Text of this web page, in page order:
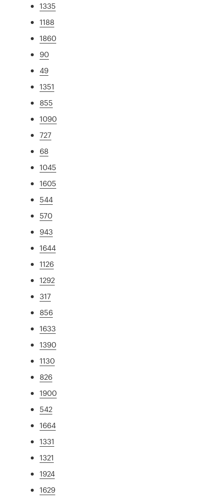
1335
1188
1860
90
49
1351
855
1090
727
68
1045
1605
544
570
943
1644
1126
1292
317
856
1633
1390
1130
826
1900
542
1664
1331
1321
1924
1629